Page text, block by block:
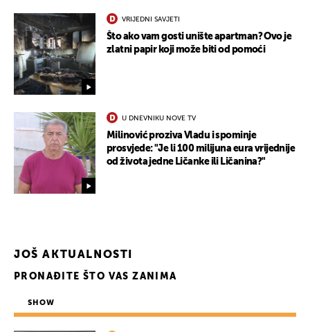
VRIJEDNI SAVJETI
Što ako vam gosti unište apartman? Ovo je
zlatni papir koji može biti od pomoći
U DNEVNIKU NOVE TV
Milinović proziva Vladu i spominje
prosvjede: "Je li 100 milijuna eura vrijednije
od života jedne Ličanke ili Ličanina?"
JOŠ AKTUALNOSTI
PRONAĐITE ŠTO VAS ZANIMA
SHOW